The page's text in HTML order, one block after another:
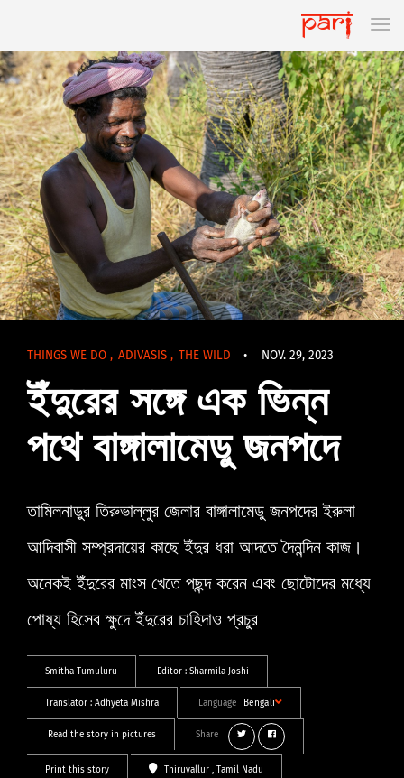
THINGS WE DO , ADIVASIS , THE WILD • NOV. 29, 2023
ইঁদুরের সঙ্গে এক ভিন্ন
পথে বাঙ্গালামেডু জনপদে
তামিলনাড়ুর তিরুভাল্লুর জেলার বাঙ্গালামেডু জনপদের ইরুলা
আদিবাসী সম্প্রদায়ের কাছে ইঁদুর ধরা আদতে দৈনন্দিন কাজ।
অনেকই ইঁদুরের মাংস খেতে পছন্দ করেন এবং ছোটোদের মধ্যে
পোষ্য হিসেব ক্ষুদে ইঁদুরের চাহিদাও প্রচুর
Smitha Tumuluru Editor : Sharmila Joshi
Translator : Adhyeta Mishra Language Bengali
Read the story in pictures Share
Print this story Thiruvallur , Tamil Nadu